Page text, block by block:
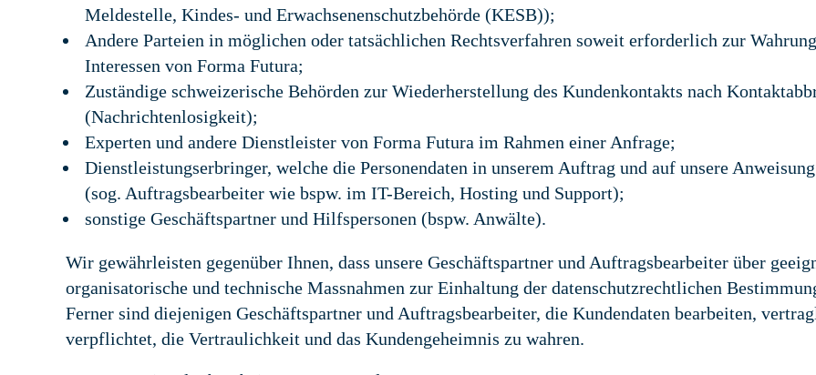
Meldestelle, Kindes- und Erwachsenenschutzbehörde (KESB));
Andere Parteien in möglichen oder tatsächlichen Rechtsverfahren soweit erforderlich zur
Interessen von Forma Futura;
Zuständige schweizerische Behörden zur Wiederherstellung des Kundenkontakts nach
(Nachrichtenlosigkeit);
Experten und andere Dienstleister von Forma Futura im Rahmen einer Anfrage;
Dienstleistungserbringer, welche die Personendaten in unserem Auftrag und auf unsere
(sog. Auftragsbearbeiter wie bspw. im IT-Bereich, Hosting und Support);
sonstige Geschäftspartner und Hilfspersonen (bspw. Anwälte).
Wir gewährleisten gegenüber Ihnen, dass unsere Geschäftspartner und Auftragsbearbeiter über
organisatorische und technische Massnahmen zur Einhaltung der datenschutzrechtlichen
Ferner sind diejenigen Geschäftspartner und Auftragsbearbeiter, die Kundendaten bearbeiten,
verpflichtet, die Vertraulichkeit und das Kundengeheimnis zu wahren.